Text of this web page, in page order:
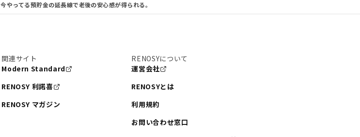
今やってる預貯金の延長線で老後の安心感が得られる。
関連サイト
Modern Standard
RENOSY 利諾喜
RENOSY マガジン
RENOSYについて
運営会社
RENOSYとは
利用規約
お問い合わせ窓口